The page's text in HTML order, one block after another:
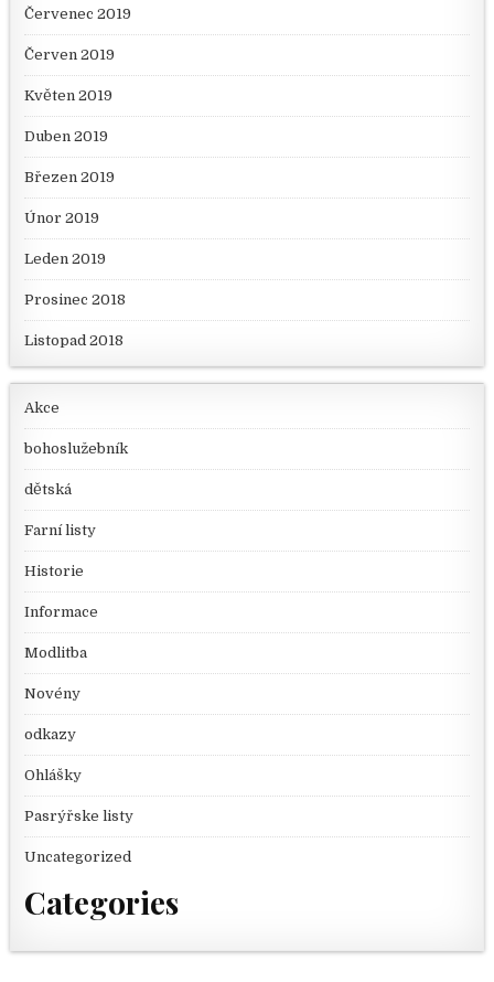
Červenec 2019
Červen 2019
Květen 2019
Duben 2019
Březen 2019
Únor 2019
Leden 2019
Prosinec 2018
Listopad 2018
Akce
bohoslužebník
dětská
Farní listy
Historie
Informace
Modlitba
Novény
odkazy
Ohlášky
Pasrýřske listy
Uncategorized
Categories